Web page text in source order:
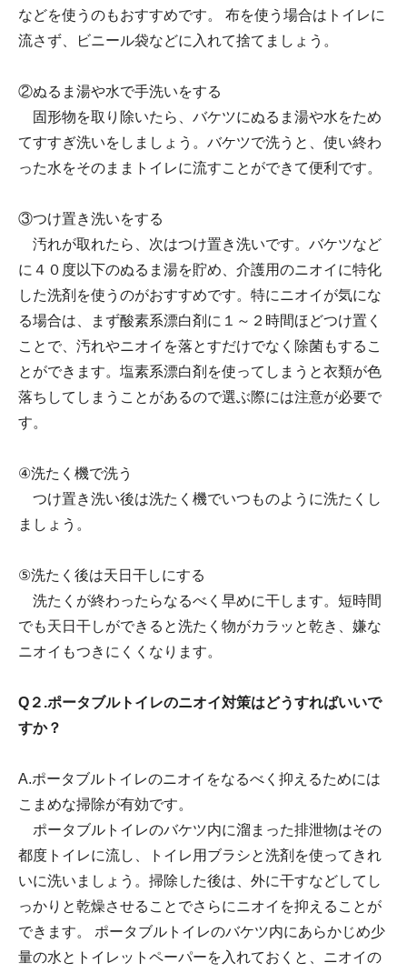
などを使うのもおすすめです。 布を使う場合はトイレに
流さず、ビニール袋などに入れて捨てましょう。
②ぬるま湯や水で手洗いをする
固形物を取り除いたら、バケツにぬるま湯や水をため
てすすぎ洗いをしましょう。バケツで洗うと、使い終わ
った水をそのままトイレに流すことができて便利です。
③つけ置き洗いをする
汚れが取れたら、次はつけ置き洗いです。バケツなど
に４０度以下のぬるま湯を貯め、介護用のニオイに特化
した洗剤を使うのがおすすめです。特にニオイが気にな
る場合は、まず酸素系漂白剤に１～２時間ほどつけ置く
ことで、汚れやニオイを落とすだけでなく除菌もするこ
とができます。塩素系漂白剤を使ってしまうと衣類が色
落ちしてしまうことがあるので選ぶ際には注意が必要で
す。
④洗たく機で洗う
つけ置き洗い後は洗たく機でいつものように洗たくし
ましょう。
⑤洗たく後は天日干しにする
洗たくが終わったらなるべく早めに干します。短時間
でも天日干しができると洗たく物がカラッと乾き、嫌な
ニオイもつきにくくなります。
Q２.ポータブルトイレのニオイ対策はどうすればいいで
すか？
A.ポータブルトイレのニオイをなるべく抑えるためには
こまめな掃除が有効です。
ポータブルトイレのバケツ内に溜まった排泄物はその
都度トイレに流し、トイレ用ブラシと洗剤を使ってきれ
いに洗いましょう。掃除した後は、外に干すなどしてし
っかりと乾燥させることでさらにニオイを抑えることが
できます。 ポータブルトイレのバケツ内にあらかじめ少
量の水とトイレットペーパーを入れておくと、ニオイの